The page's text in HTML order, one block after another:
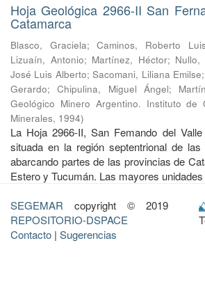
Hoja Geológica 2966-II San
Catamarca
Blasco, Graciela;Caminos, Roberto Luis
Lizuaín, Antonio; Martínez, Héctor; Nullo,
José Luis Alberto;Sacomani, Liliana Emilse;
Gerardo;Chipulina, Miguel Ángel;
Geológico Minero Argentino. Instituto de
Minerales, 1994)
La Hoja 2966-II, San Femando del
situada en la región septentrional de las
abarcando partes de las provincias de
Estero y Tucumán. Las mayores unidades
SEGEMAR copyright © 2019
REPOSITORIO-DSPACE
Contacto | Sugerencias